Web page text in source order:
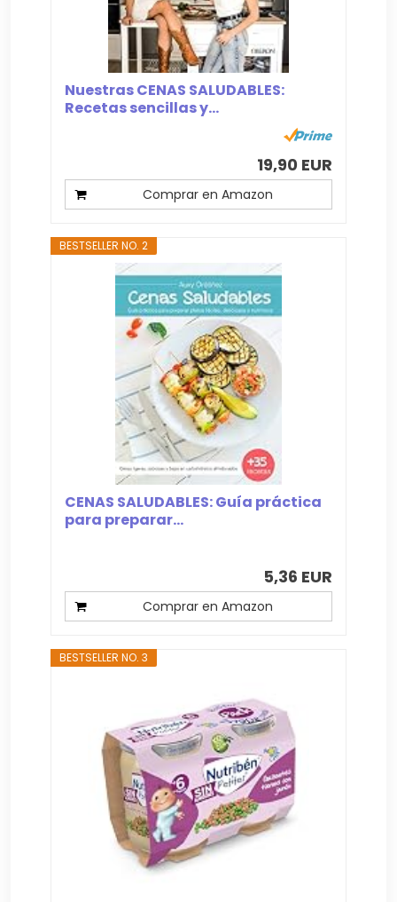
Nuestras CENAS SALUDABLES:
Recetas sencillas y...
19,90 EUR
Comprar en Amazon
BESTSELLER NO. 2
CENAS SALUDABLES: Guía práctica
para preparar...
5,36 EUR
Comprar en Amazon
BESTSELLER NO. 3